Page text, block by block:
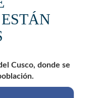
Cusco, donde se